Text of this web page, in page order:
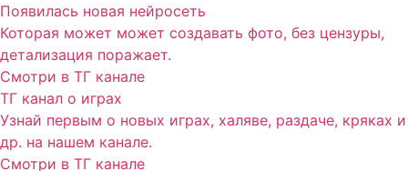
Появилась новая нейросеть
Которая может может создавать фото, без цензуры,
детализация поражает.
Смотри в ТГ канале
ТГ канал о играх
Узнай первым о новых играх, халяве, раздаче, кряках и
др. на нашем канале.
Смотри в ТГ канале